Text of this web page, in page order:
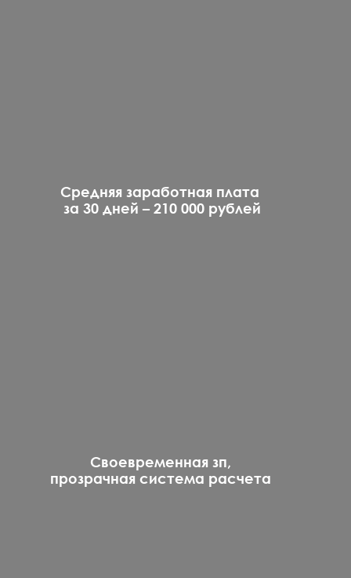
Своевременная зп,
прозрачная система расчета
Средняя заработная плата
за 30 дней – 210 000 рублей